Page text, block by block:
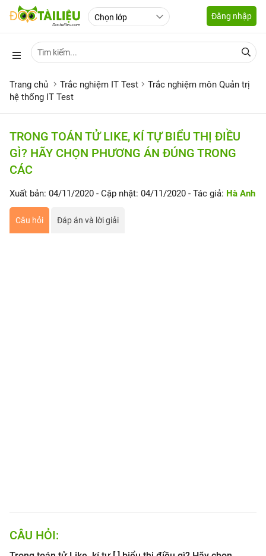
Đăng nhập
Trang chủ Trắc nghiệm IT Test
Trắc nghiệm môn Quản trị
hệ thống IT Test
TRONG TOÁN TỬ LIKE, KÍ TỰ BIỂU THỊ ĐIỀU
GÌ? HÃY CHỌN PHƯƠNG ÁN ĐÚNG TRONG
CÁC
Xuất bản: 04/11/2020 - Cập nhật: 04/11/2020 - Tác giả: Hà Anh
Câu hỏi Đáp án và lời giải
CÂU HỎI: